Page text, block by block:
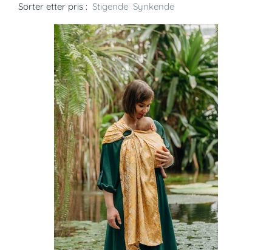
Sorter etter pris : Stigende Synkende